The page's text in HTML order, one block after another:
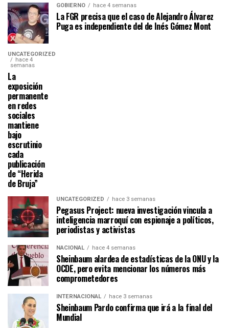
GOBIERNO hace 4 semanas
La FGR precisa que el caso de Alejandro Álvarez
Puga es independiente del de Inés Gómez Mont
UNCATEGORIZED
hace 4
semanas
La
exposición
permanente
en redes
sociales
mantiene
bajo
escrutinio
cada
publicación
de “Herida
de Bruja”
UNCATEGORIZED hace 3 semanas
Pegasus Project: nueva investigación vincula a
inteligencia marroquí con espionaje a políticos,
periodistas y activistas
NACIONAL hace 4 semanas
Sheinbaum alardea de estadísticas de la ONU y la
OCDE, pero evita mencionar los números más
comprometedores
INTERNACIONAL hace 3 semanas
Sheinbaum Pardo confirma que irá a la final del
Mundial